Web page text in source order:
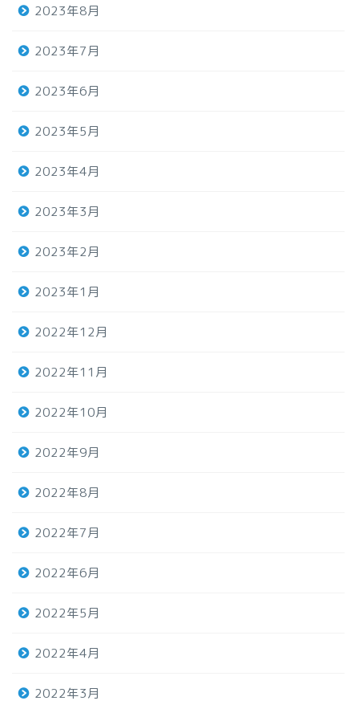
2023年8月
2023年7月
2023年6月
2023年5月
2023年4月
2023年3月
2023年2月
2023年1月
2022年12月
2022年11月
2022年10月
2022年9月
2022年8月
2022年7月
2022年6月
2022年5月
2022年4月
2022年3月